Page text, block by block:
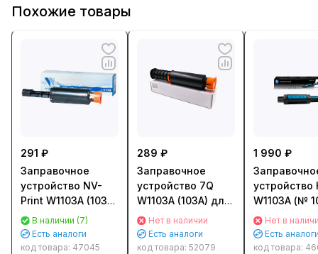
Похожие товары
291 ₽
Заправочное
устройство NV-
Print W1103A (103A)
для HP Neverstop
Laser 1000/ 1200
(2500стр.)
В наличии (7)
Есть аналоги
код товара: 47045
289 ₽
Заправочное
устройство 7Q
W1103A (103A) для
HP Neverstop
Laser 1000/ 1200
(2500стр.)
Нет в наличии
Есть аналоги
код товара: 52079
1 990 ₽
устройство
W1103A (№
для HP
Laser 1000/
(2500стр.)
Нет в
Есть
код товара: